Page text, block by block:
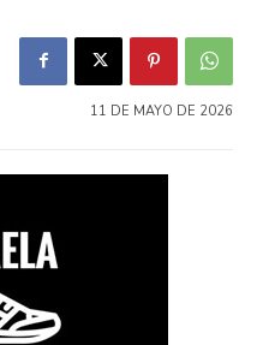
11 DE MAYO DE 2026